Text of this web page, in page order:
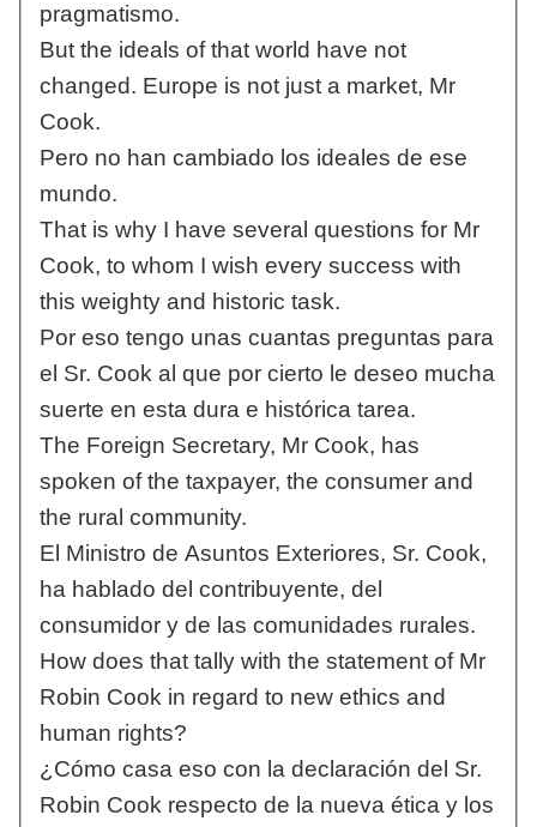
pragmatismo.
But the ideals of that world have not
changed. Europe is not just a market, Mr
Cook.
Pero no han cambiado los ideales de ese
mundo.
That is why I have several questions for Mr
Cook, to whom I wish every success with
this weighty and historic task.
Por eso tengo unas cuantas preguntas para
el Sr. Cook al que por cierto le deseo mucha
suerte en esta dura e histórica tarea.
The Foreign Secretary, Mr Cook, has
spoken of the taxpayer, the consumer and
the rural community.
El Ministro de Asuntos Exteriores, Sr. Cook,
ha hablado del contribuyente, del
consumidor y de las comunidades rurales.
How does that tally with the statement of Mr
Robin Cook in regard to new ethics and
human rights?
¿Cómo casa eso con la declaración del Sr.
Robin Cook respecto de la nueva ética y los